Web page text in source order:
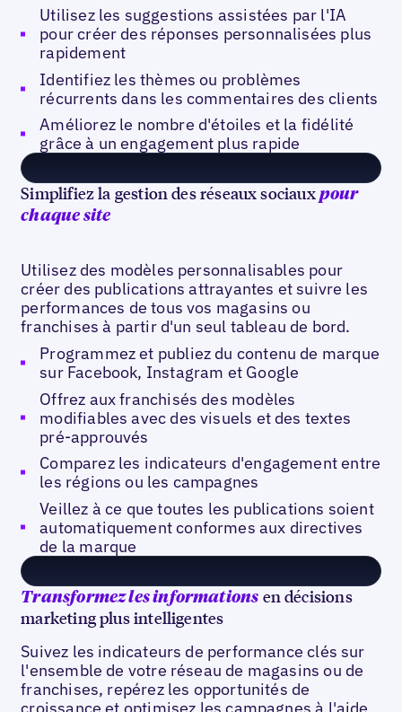
Utilisez les suggestions assistées par l'IA
pour créer des réponses personnalisées plus
rapidement
Identifiez les thèmes ou problèmes
récurrents dans les commentaires des clients
Améliorez le nombre d'étoiles et la fidélité
grâce à un engagement plus rapide
Simplifiez la gestion des réseaux sociaux pour
chaque site
Utilisez des modèles personnalisables pour
créer des publications attrayantes et suivre les
performances de tous vos magasins ou
franchises à partir d'un seul tableau de bord.
Programmez et publiez du contenu de marque
sur Facebook, Instagram et Google
Offrez aux franchisés des modèles
modifiables avec des visuels et des textes
pré-approuvés
Comparez les indicateurs d'engagement entre
les régions ou les campagnes
Veillez à ce que toutes les publications soient
automatiquement conformes aux directives
de la marque
Transformez les informations en décisions
marketing plus intelligentes
Suivez les indicateurs de performance clés sur
l'ensemble de votre réseau de magasins ou de
franchises, repérez les opportunités de
croissance et optimisez les campagnes à l'aide